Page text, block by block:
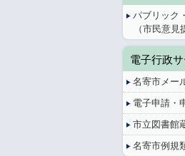
パブリック
（市民意見
電子行政
名寄市メー
電子申請・
市立図書館
名寄市例規